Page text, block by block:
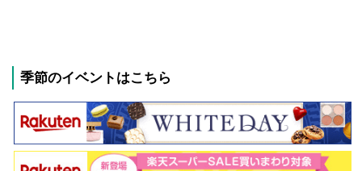
季節のイベントはこちら